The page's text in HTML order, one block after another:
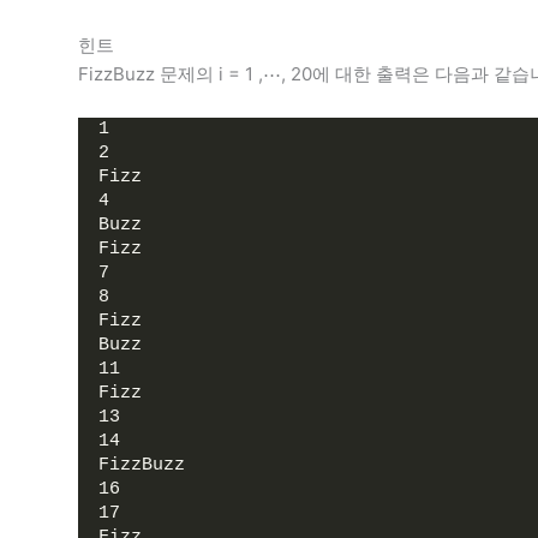
힌트
FizzBuzz 문제의 i = 1 ,⋯, 20에 대한 출력은 다음과 같습
1
2
Fizz
4
Buzz
Fizz
7
8
Fizz
Buzz
11
Fizz
13
14
FizzBuzz
16
17